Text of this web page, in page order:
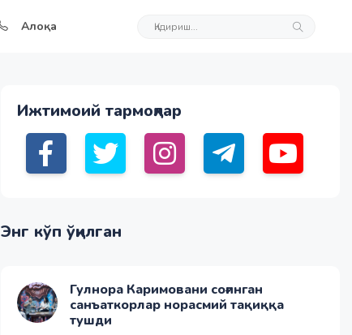
Алоқа
Ижтимоий тармоқлар
Энг кўп ўқилган
Гулнора Каримовани соғинган
санъаткорлар норасмий тақиққа
тушди